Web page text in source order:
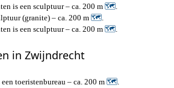
is een sculptuur – ca. 200 m 🗺
(granite) – ca. 200 m 🗺
is een sculptuur – ca. 200 m 🗺
in Zwijndrecht
toeristenbureau – ca. 200 m 🗺.